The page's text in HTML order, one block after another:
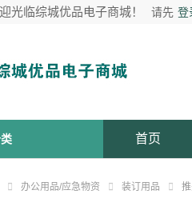
光临综城优品电子商城！ 请先 登
首页
办公用品/应急物资 装订用品